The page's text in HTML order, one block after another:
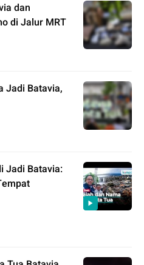
dan
di Jalur MRT
Jadi Batavia,
Jadi Batavia: